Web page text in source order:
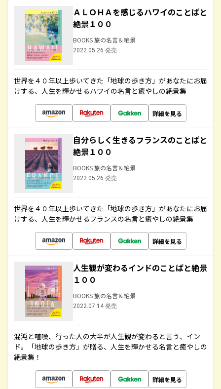
ＡＬＯＨＡを感じるハワイのことばと
絶景１００
BOOKS 旅の名言＆絶景
2022.05.26 発売
世界を４０年以上歩いてきた「地球の歩き方」があなたにお届
けする、人生を輝かせるハワイの名言と癒やしの絶景集
詳細を見る
自分らしく生きるフランスのことばと
絶景１００
BOOKS 旅の名言＆絶景
2022.05.26 発売
世界を４０年以上歩いてきた「地球の歩き方」があなたにお届
けする、人生を輝かせるフランスの名言と癒やしの絶景集
詳細を見る
人生観が変わるインドのことばと絶景
１００
BOOKS 旅の名言＆絶景
2022.07.14 発売
混沌と喧噪、行った人の大半が人生観が変わると言う、イン
ド。「地球の歩き方」が贈る、人生を輝かせる名言と癒やしの
絶景集！
詳細を見る